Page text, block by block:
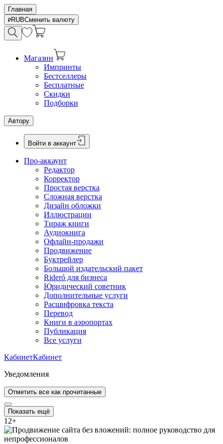
Главная
RUBСменить валюту
Магазин
Импринты
Бестселлеры
Бесплатные
Скидки
Подборки
Автору
Войти в аккаунт
Про-аккаунт
Редактор
Корректор
Простая верстка
Сложная верстка
Дизайн обложки
Иллюстрации
Тираж книги
Аудиокнига
Офлайн-продажи
Продвижение
Буктрейлер
Большой издательский пакет
Rideró для бизнеса
Юридический советник
Дополнительные услуги
Расшифровка текста
Перевод
Книги в аэропортах
Публикация
Все услуги
КабинетКабинет
Уведомления
Отметить все как прочитанные
Показать ещё
12+